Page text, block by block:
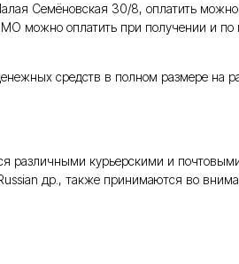
Семёновская 30/8, оплатить
можно оплатить при получении и по
средств в полном размере
различными курьерскими и
др., также принимаются во